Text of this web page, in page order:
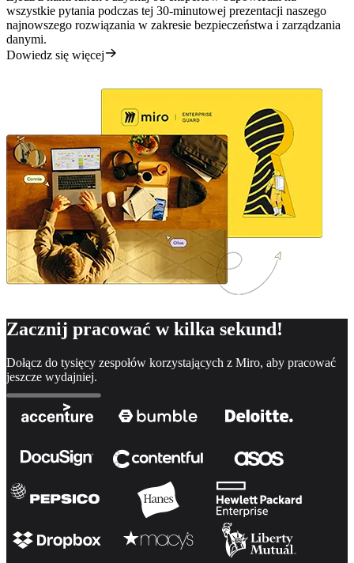
wszystkie pytania podczas tej 30-minutowej prezentacji naszego
najnowszego rozwiązania w zakresie bezpieczeństwa i zarządzania
danymi.
Dowiedz się więcej
Zacznij pracować w kilka sekund!
Dołącz do tysięcy zespołów korzystających z Miro, aby pracować
jeszcze wydajniej.